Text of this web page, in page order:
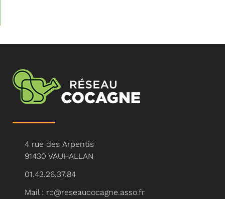
4 rue des Arpentis
91430 VAUHALLAN
01.43.26.37.84
Mail : rc@reseaucocagne.asso.fr